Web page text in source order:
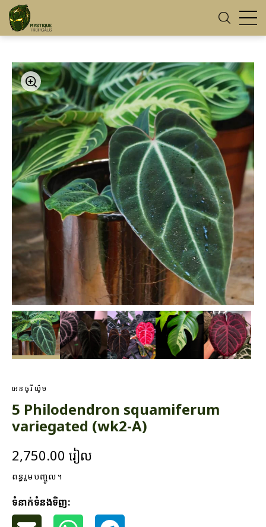
អេនធូរីយ៉ូម
5 Philodendron squamiferum
variegated (wk2-A)
2,750.00 រៀល
ពន្ធរួមបញ្ចូល។
ទំនាក់ទំនងទិញ: